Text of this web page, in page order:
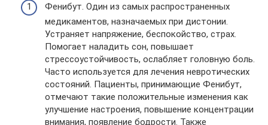
Фенибут. Один из самых распространенных
медикаментов, назначаемых при дистонии.
Устраняет напряжение, беспокойство, страх.
Помогает наладить сон, повышает
стрессоустойчивость, ослабляет головную боль.
Часто используется для лечения невротических
состояний. Пациенты, принимающие Фенибут,
отмечают такие положительные изменения как
улучшение настроения, повышение концентрации
внимания, появление бодрости. Также